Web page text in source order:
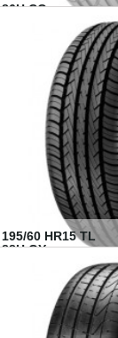
86H CO...
195/60 HR15 TL
88H GY...